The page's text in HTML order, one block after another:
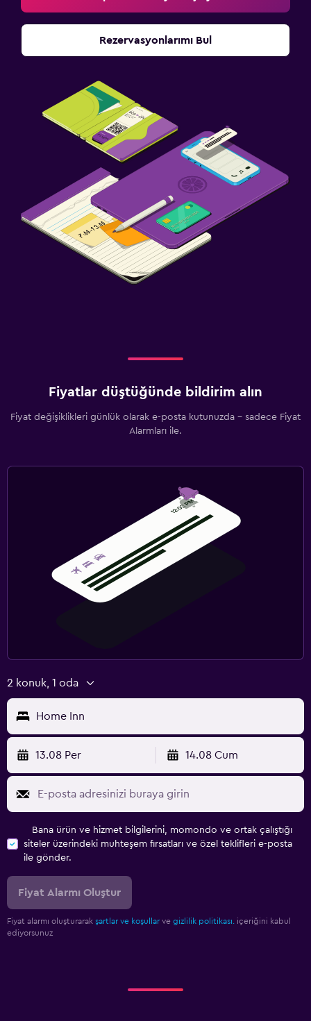
Rezervasyonlarımı Bul
Fiyatlar düştüğünde bildirim alın
Fiyat değişiklikleri günlük olarak e-posta kutunuzda - sadece Fiyat
Alarmları ile.
2 konuk, 1 oda
Home Inn
13.08 Per 14.08 Cum
Bana ürün ve hizmet bilgilerini, momondo ve ortak çalıştığı
siteler üzerindeki muhteşem fırsatları ve özel teklifleri e-posta
ile gönder.
Fiyat Alarmı Oluştur
Fiyat alarmı oluşturarak şartlar ve koşullar ve gizlilik politikası.
içeriğini kabul
ediyorsunuz